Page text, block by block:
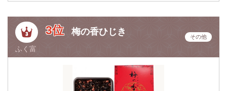
3位 梅の香ひじき
ふく富
その他